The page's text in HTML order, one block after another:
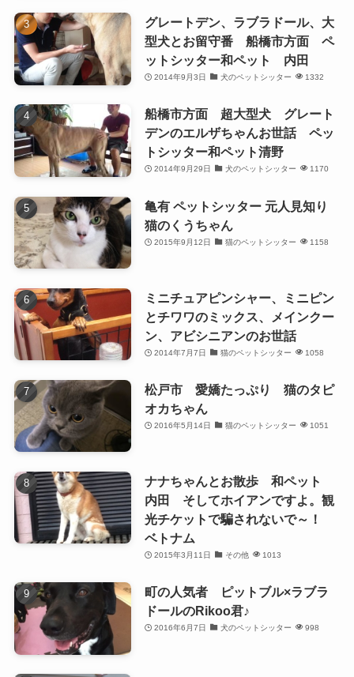
グレートデン、ラブラドール、大
型犬とお留守番 船橋市方面 ペ
ットシッター和ペット 内田
2014年9月3日 犬のペットシッター 1332
船橋市方面 超大型犬 グレート
デンのエルザちゃんお世話 ペッ
トシッター和ペット清野
2014年9月29日 犬のペットシッター 1170
亀有 ペットシッター 元人見知り
猫のくうちゃん
2015年9月12日 猫のペットシッター 1158
ミニチュアピンシャー、ミニピン
とチワワのミックス、メインクー
ン、アビシニアンのお世話
2014年7月7日 猫のペットシッター 1058
松戸市 愛嬌たっぷり 猫のタピ
オカちゃん
2016年5月14日 猫のペットシッター 1051
ナナちゃんとお散歩 和ペット
内田 そしてホイアンですよ。観
光チケットで騙されないで～！
ベトナム
2015年3月11日 その他 1013
町の人気者 ピットブル×ラブラ
ドールのRikoo君♪
2016年6月7日 犬のペットシッター 998